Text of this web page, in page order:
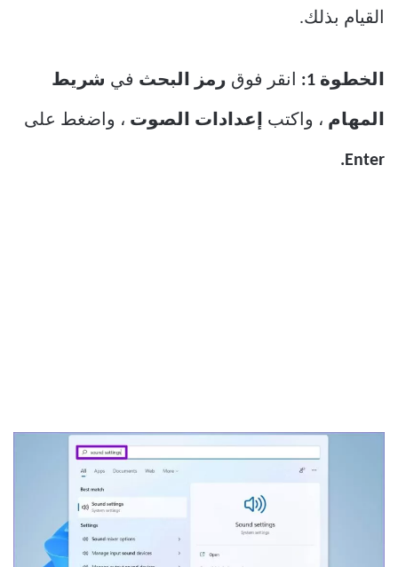
القيام بذلك.
الخطوة 1: انقر فوق رمز البحث في شريط
المهام ، واكتب إعدادات الصوت ، واضغط على
Enter.